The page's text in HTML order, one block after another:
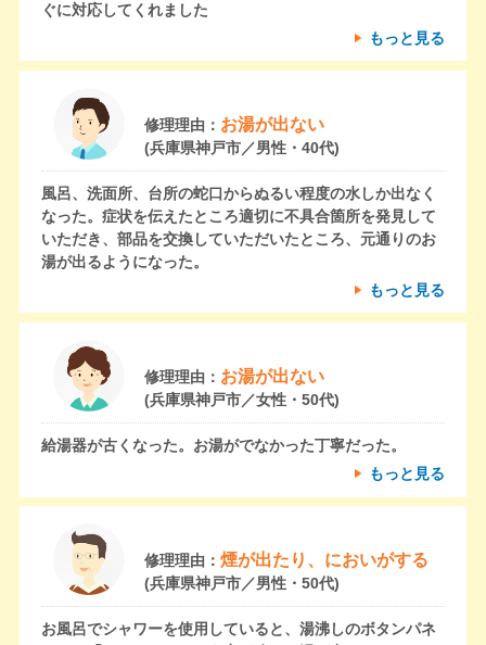
ぐに対応してくれました
もっと見る
修理理由： お湯が出ない
(兵庫県神戸市／男性・40代)
風呂、洗面所、台所の蛇口からぬるい程度の水しか出なく
なった。症状を伝えたところ適切に不具合箇所を発見して
いただき、部品を交換していただいたところ、元通りのお
湯が出るようになった。
もっと見る
修理理由： お湯が出ない
(兵庫県神戸市／女性・50代)
給湯器が古くなった。お湯がでなかった丁寧だった。
もっと見る
修理理由： 煙が出たり、においがする
(兵庫県神戸市／男性・50代)
お風呂でシャワーを使用していると、湯沸しのボタンパネ